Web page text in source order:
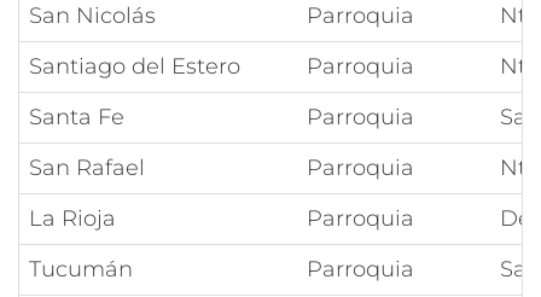
San Nicolás
Parroquia
Santiago del Estero
Parroquia
Santa Fe
Parroquia
San Rafael
Parroquia
La Rioja
Parroquia
Tucumán
Parroquia